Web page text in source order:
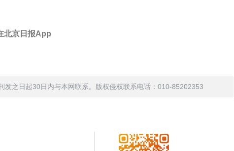
北京日报App
发之日起30日内与本网联系。版权侵权联系电话：010-85202353